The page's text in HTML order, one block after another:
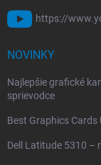
https://
NOVINKY
Najlepšie grafické
sprievodce
Best Graphics
Dell Latitude 5310 –